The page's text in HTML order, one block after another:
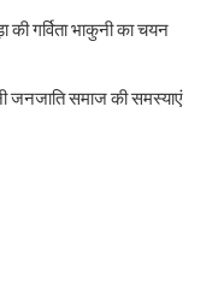
गर्विता भाकुनी का चयन
जनजाति समाज की समस्याएं